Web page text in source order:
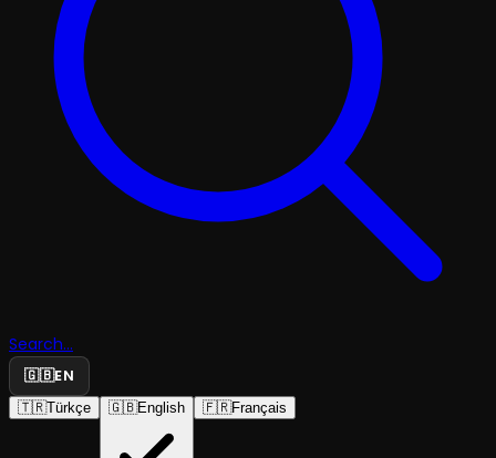
Search...
🇬🇧EN
🇹🇷Türkçe 🇬🇧English 🇫🇷Français